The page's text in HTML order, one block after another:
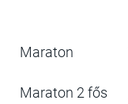
Maraton
Maraton 2 fős